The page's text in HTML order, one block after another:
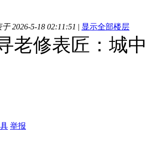
2026-5-18 02:11:51 | 显示全部楼层
老修表匠：城
举报